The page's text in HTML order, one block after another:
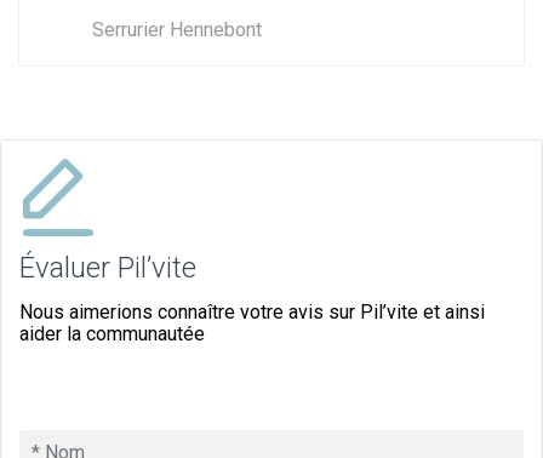
Serrurier Hennebont
Évaluer Pil’vite
Nous aimerions connaître votre avis sur Pil’vite et ainsi
aider la communautée